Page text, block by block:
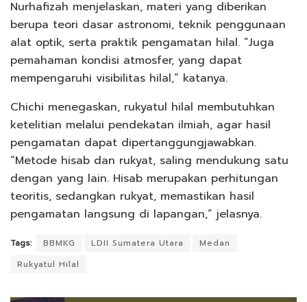
Nurhafizah menjelaskan, materi yang diberikan
berupa teori dasar astronomi, teknik penggunaan
alat optik, serta praktik pengamatan hilal. “Juga
pemahaman kondisi atmosfer, yang dapat
mempengaruhi visibilitas hilal,” katanya.
Chichi menegaskan, rukyatul hilal membutuhkan
ketelitian melalui pendekatan ilmiah, agar hasil
pengamatan dapat dipertanggungjawabkan.
“Metode hisab dan rukyat, saling mendukung satu
dengan yang lain. Hisab merupakan perhitungan
teoritis, sedangkan rukyat, memastikan hasil
pengamatan langsung di lapangan,” jelasnya.
Tags: BBMKG LDII Sumatera Utara
Medan
Rukyatul Hilal